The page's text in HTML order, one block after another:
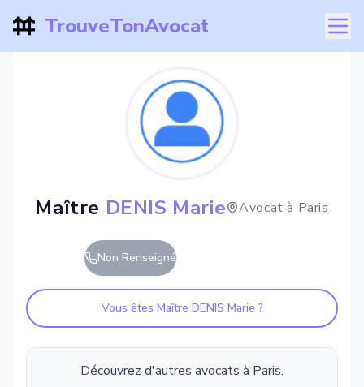
TrouveTonAvocat
Maître DENIS Marie Avocat à Paris
Non Renseigné
Vous êtes Maître DENIS Marie ?
Découvrez d'autres avocats à Paris.